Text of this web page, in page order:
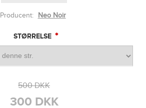
Producent: Neo Noir
STØRRELSE *
500 DKK
300 DKK